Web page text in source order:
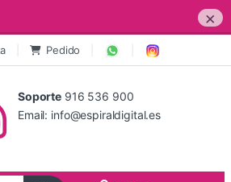
×
Pedido
Soporte 916 536 900
Email: info@espiraldigital.es